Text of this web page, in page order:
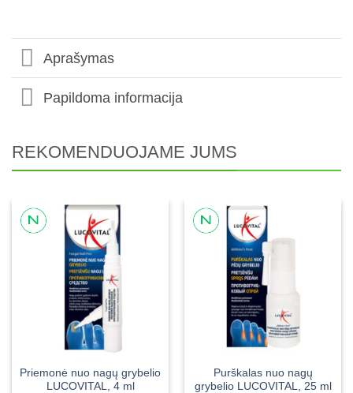
Aprašymas
Papildoma informacija
REKOMENDUOJAME JUMS
Priemonė nuo nagų grybelio
LUCOVITAL, 4 ml
Purškalas nuo nagų
grybelio LUCOVITAL, 25 ml